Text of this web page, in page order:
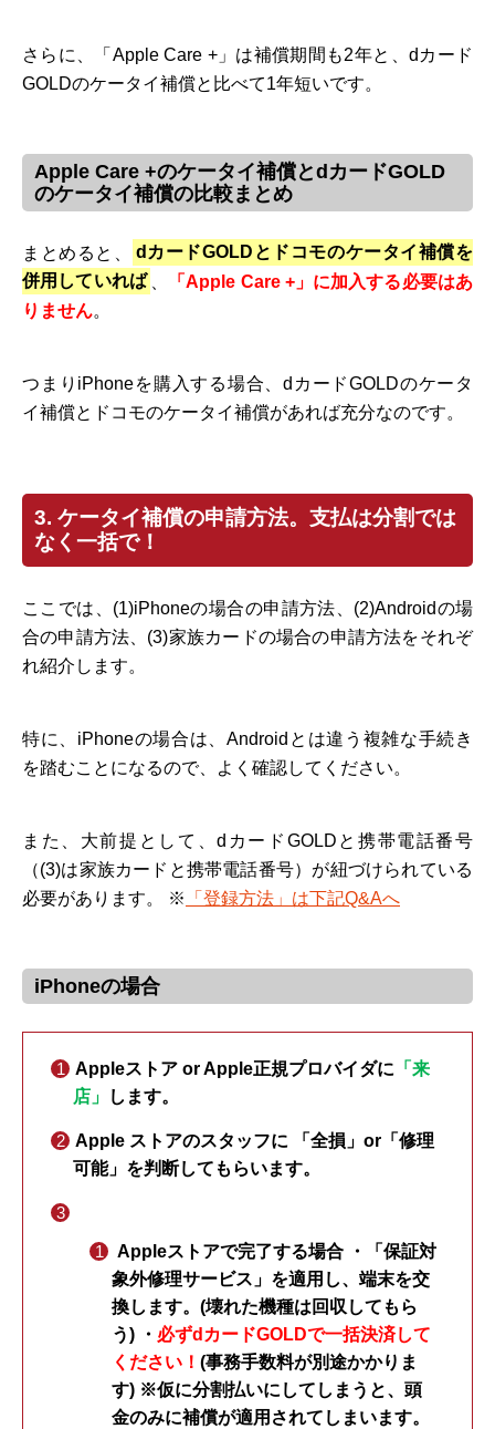
さらに、「Apple Care +」は補償期間も2年と、dカード
GOLDのケータイ補償と比べて1年短いです。
Apple Care +のケータイ補償とdカードGOLD
のケータイ補償の比較まとめ
まとめると、
dカードGOLDとドコモのケータイ補償を
併用していれば
「Apple Care +」に加入する必要はあ
りません。
つまりiPhoneを購入する場合、dカードGOLDのケータ
イ補償とドコモのケータイ補償があれば充分なのです。
3. ケータイ補償の申請方法。支払は分割では
なく一括で！
ここでは、(1)iPhoneの場合の申請方法、(2)Androidの場
合の申請方法、(3)家族カードの場合の申請方法をそれぞ
れ紹介します。
特に、iPhoneの場合は、Androidとは違う複雑な手続き
を踏むことになるので、よく確認してください。
また、大前提として、dカードGOLDと携帯電話番号
（(3)は家族カードと携帯電話番号）が紐づけられている
必要があります。 ※
「登録方法」は下記Q&Aへ
iPhoneの場合
Appleストア or Apple正規プロバイダに 「来
店」
します。
Apple ストアのスタッフに 「全損」or「修理
可能」を判断してもらいます。
Appleストアで完了する場合 ・「保証対
象外修理サービス」を適用し、端末を交
換します。(壊れた機種は回収してもら
う) ・ 必ずdカードGOLDで一括決済して
ください！ (事務手数料が別途かかりま
す) ※仮に分割払いにしてしまうと、頭
金のみに補償が適用されてしまいます。